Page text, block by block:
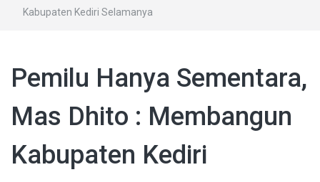
Kabupaten Kediri Selamanya
Pemilu Hanya Sementara,
Mas Dhito : Membangun
Kabupaten Kediri